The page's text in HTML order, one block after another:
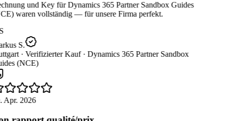
und Key für Dynamics 365 Partner Sandbox Guides
waren vollständig — für unsere Firma perfekt.
S.
· Verifizierter Kauf · Dynamics 365 Partner Sandbox
(NCE)
Apr. 2026